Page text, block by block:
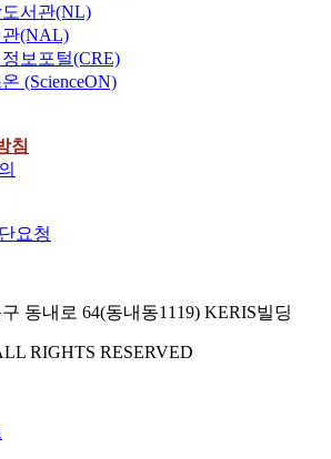
서관(NL)
(NAL)
보포털(CRE)
(ScienceON)
침
요청
동내로 64(동내동1119) KERIS빌딩
RIGHTS RESERVED